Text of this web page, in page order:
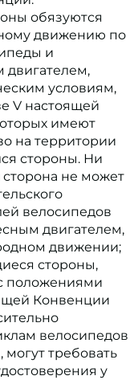
обязуются
движению по
и
двигателем,
условиям,
V настоящей
имеют
на территории
стороны. Ни
не может
велосипедов
двигателем,
движении;
стороны,
положениями
Конвенции
велосипедов
требовать
у